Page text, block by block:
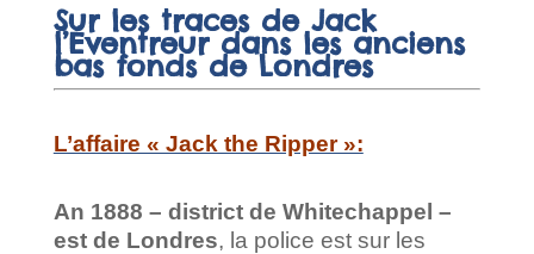
Sur les traces de Jack
l’Éventreur dans les anciens
bas fonds de Londres
L’affaire « Jack the Ripper »:
An 1888 – district de Whitechappel –
est de Londres, la police est sur les